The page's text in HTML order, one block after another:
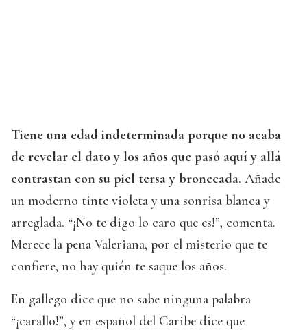
Tiene una edad indeterminada porque no acaba
de revelar el dato y los años que pasó aquí y allá
contrastan con su piel tersa y bronceada. Añade
un moderno tinte violeta y una sonrisa blanca y
arreglada. “¡No te digo lo caro que es!”, comenta.
Merece la pena Valeriana, por el misterio que te
confiere, no hay quién te saque los años.
En gallego dice que no sabe ninguna palabra
“¡carallo!”, y en español del Caribe dice que